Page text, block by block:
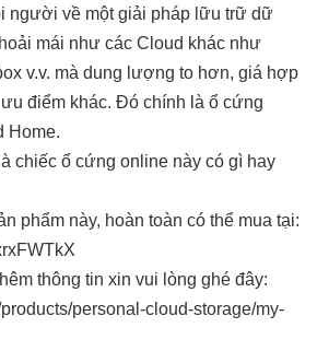
người về một giải pháp lữu trữ dữ
mái như các Cloud khác như
v.v. mà dung lượng to hơn, giá hợp
điểm khác. Đó chính là ổ cứng
Home.
chiếc ổ cứng online này có gì hay
phẩm này, hoàn toàn có thể mua tại:
thông tin xin vui lòng ghé đây:
personal-cloud-storage/my-